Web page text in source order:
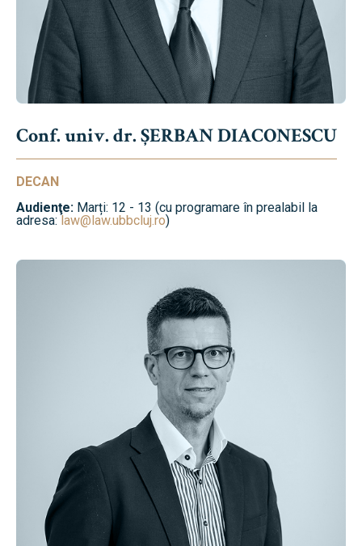
Conf. univ. dr. ȘERBAN DIACONESCU
DECAN
Audienţe: Marți: 12 - 13 (cu programare în prealabil la
adresa:law@law.ubbcluj.ro)